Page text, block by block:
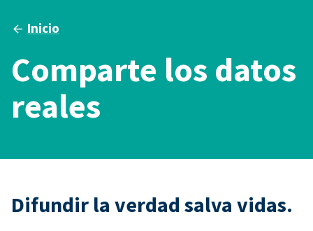
Inicio
Comparte los datos
reales
Difundir la verdad salva vidas.